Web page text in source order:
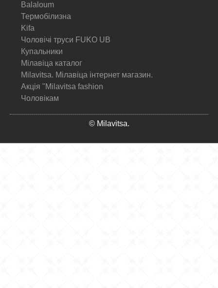
Balaloum
Термобілизна
Kifa
Чоловічі труси FUKO UB
Купальники
Мілавіца каталог
Milavitsa. Мілавіца інтернет магазин.
Акція "Milavitsa fashion
Чоловікам
© Milavitsa.